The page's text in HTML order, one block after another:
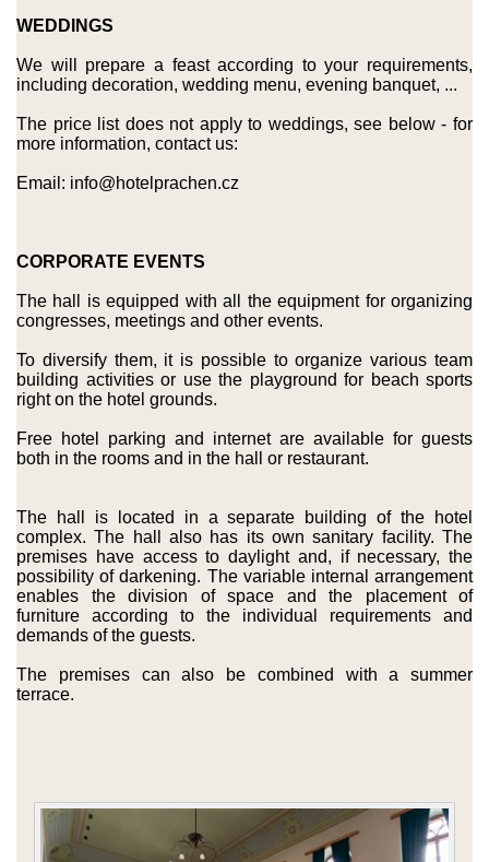
WEDDINGS
We will prepare a feast according to your requirements,
including decoration, wedding menu, evening banquet, ...
The price list does not apply to weddings, see below - for
more information, contact us:
Email: info@hotelprachen.cz
CORPORATE EVENTS
The hall is equipped with all the equipment for organizing
congresses, meetings and other events.
To diversify them, it is possible to organize various team
building activities or use the playground for beach sports
right on the hotel grounds.
Free hotel parking and internet are available for guests
both in the rooms and in the hall or restaurant.
The hall is located in a separate building of the hotel
complex. The hall also has its own sanitary facility. The
premises have access to daylight and, if necessary, the
possibility of darkening. The variable internal arrangement
enables the division of space and the placement of
furniture according to the individual requirements and
demands of the guests.
The premises can also be combined with a summer
terrace.